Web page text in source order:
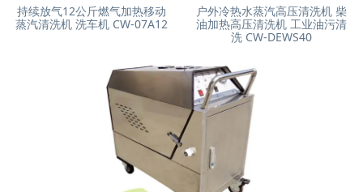
持续放气12公斤燃气加热移动
蒸汽清洗机 洗车机 CW-07A12
户外冷热水蒸汽高压清洗机 柴
油加热高压清洗机 工业油污清
洗 CW-DEWS40